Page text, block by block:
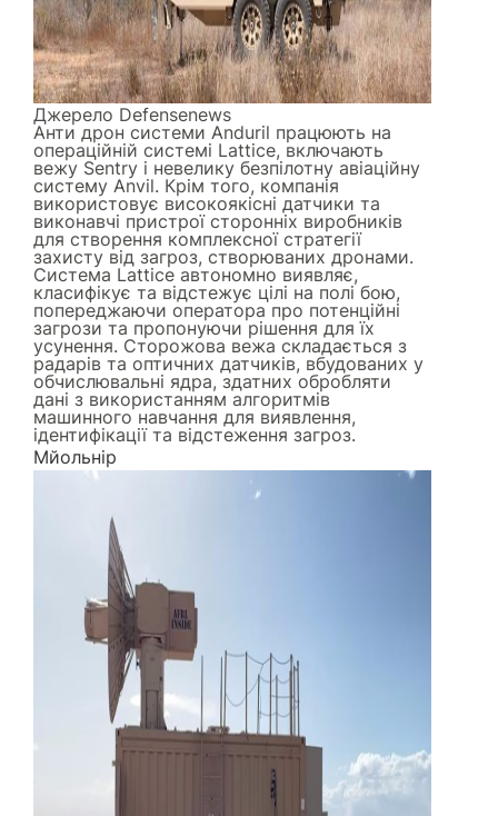
Джерело Defensenews
Анти дрон системи Anduril працюють на
операційній системі Lattice, включають
вежу Sentry і невелику безпілотну авіаційну
систему Anvil. Крім того, компанія
використовує високоякісні датчики та
виконавчі пристрої сторонніх виробників
для створення комплексної стратегії
захисту від загроз, створюваних дронами.
Система Lattice автономно виявляє,
класифікує та відстежує цілі на полі бою,
попереджаючи оператора про потенційні
загрози та пропонуючи рішення для їх
усунення. Сторожова вежа складається з
радарів та оптичних датчиків, вбудованих у
обчислювальні ядра, здатних обробляти
дані з використанням алгоритмів
машинного навчання для виявлення,
ідентифікації та відстеження загроз.
Мйольнір